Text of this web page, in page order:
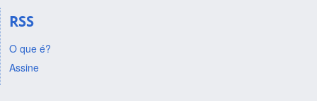
RSS
O que é?
Assine